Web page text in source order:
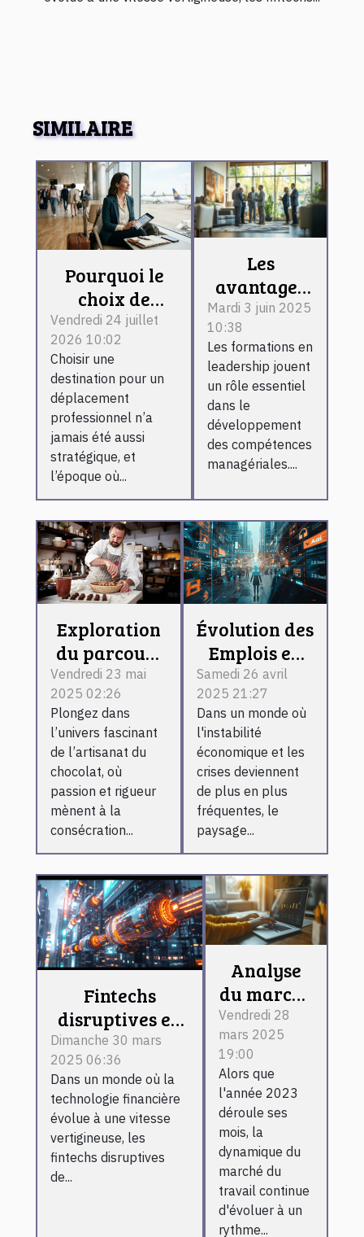
SIMILAIRE
Pourquoi le
choix de
destinations
inspire la
réussite de
vos voyages
professionnels
Vendredi 24 juillet
2026 10:02
Choisir une
destination pour un
déplacement
professionnel n’a
jamais été aussi
stratégique, et
l’époque où...
Les
avantages
des
formations
en
leadership
pour les
managers
Mardi 3 juin 2025
10:38
Les formations en
leadership jouent
un rôle essentiel
dans le
développement
des compétences
managériales....
Exploration
du parcours
d'un
chocolatier
couronné
par le titre
prestigieux
Vendredi 23 mai
2025 02:26
Plongez dans
l’univers fascinant
de l’artisanat du
chocolat, où
passion et rigueur
mènent à la
consécration...
Évolution des
Emplois en
Temps de
Crise -
Adapter sa
Carrière aux
Nouveaux
Besoins du
Marché
Samedi 26 avril
2025 21:27
Dans un monde où
l'instabilité
économique et les
crises deviennent
de plus en plus
fréquentes, le
paysage...
Fintechs
disruptives en
2023 quels
changements
pour les
consommateurs
Dimanche 30 mars
2025 06:36
Dans un monde où la
technologie financière
évolue à une vitesse
vertigineuse, les
fintechs disruptives
de...
Analyse
du marché
du travail
en 2023 les
secteurs
qui
recrutent
Vendredi 28
mars 2025
19:00
Alors que
l'année 2023
déroule ses
mois, la
dynamique du
marché du
travail continue
d'évoluer à un
rythme...